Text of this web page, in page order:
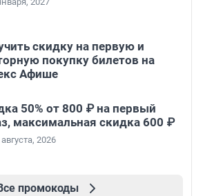
скидку на первую и
покупку билетов на
Афише
50% от 800 ₽ на первый
максимальная скидка 600 ₽
2026
промокоды